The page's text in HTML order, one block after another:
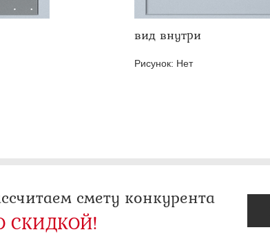
вид внутри
Рисунок: Нет
смету конкурента
СКИДКОЙ!